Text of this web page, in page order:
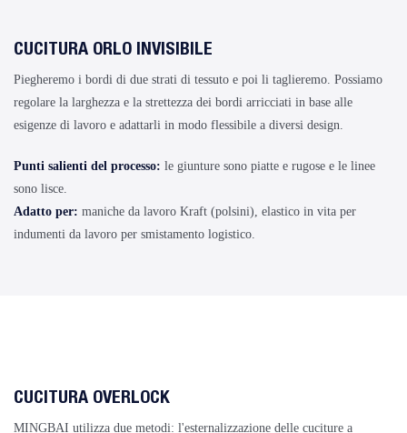
CUCITURA ORLO INVISIBILE
Piegheremo i bordi di due strati di tessuto e poi li taglieremo. Possiamo
regolare la larghezza e la strettezza dei bordi arricciati in base alle
esigenze di lavoro e adattarli in modo flessibile a diversi design.
Punti salienti del processo: le giunture sono piatte e rugose e le linee
sono lisce.
Adatto per: maniche da lavoro Kraft (polsini), elastico in vita per
indumenti da lavoro per smistamento logistico.
CUCITURA OVERLOCK
MINGBAI utilizza due metodi: l'esternalizzazione delle cuciture a